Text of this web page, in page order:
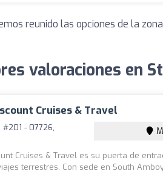
reunido las opciones de la
valoraciones en
Cruises & Travel
- 07726,
Cruises & Travel es su puerta de
terrestres. Con sede en South